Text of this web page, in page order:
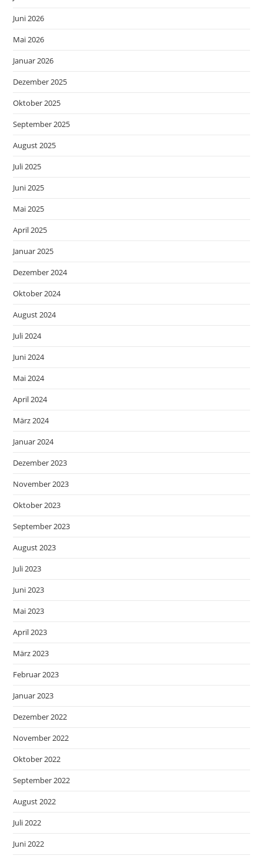
Juni 2026
Mai 2026
Januar 2026
Dezember 2025
Oktober 2025
September 2025
August 2025
Juli 2025
Juni 2025
Mai 2025
April 2025
Januar 2025
Dezember 2024
Oktober 2024
August 2024
Juli 2024
Juni 2024
Mai 2024
April 2024
März 2024
Januar 2024
Dezember 2023
November 2023
Oktober 2023
September 2023
August 2023
Juli 2023
Juni 2023
Mai 2023
April 2023
März 2023
Februar 2023
Januar 2023
Dezember 2022
November 2022
Oktober 2022
September 2022
August 2022
Juli 2022
Juni 2022